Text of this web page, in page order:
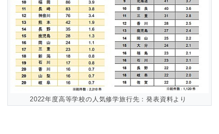
2022年度高等学校の人気修学旅行先：発表資料より